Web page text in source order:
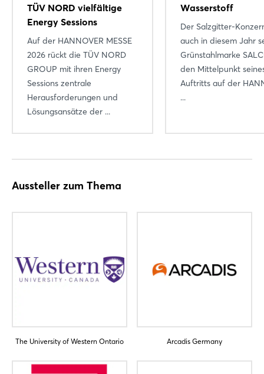
TÜV NORD vielfältige
Energy Sessions
Auf der HANNOVER MESSE
2026 rückt die TÜV NORD
GROUP mit ihren Energy
Sessions zentrale
Herausforderungen und
Lösungsansätze der ...
Wasserstoff
Der Salzgitter-
auch in diesem Jahr
Grünstahlmarke
den Mittelpunkt
Auftritts auf der
...
Aussteller zum Thema
The University of Western Ontario Arcadis Germany
Login
Noch nicht angemeldet?